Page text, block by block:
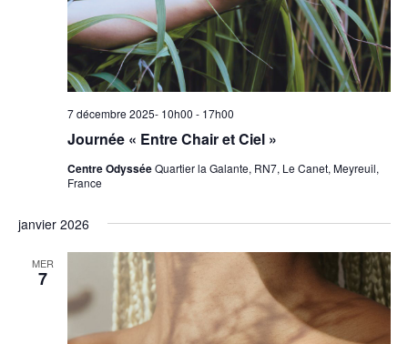
Journée « Entre Chair et Ciel »
7 décembre 2025- 10h00 - 17h00
Centre OdysséeQuartier la Galante, RN7, Le Canet, Meyreuil,
France
janvier 2026
MER
7